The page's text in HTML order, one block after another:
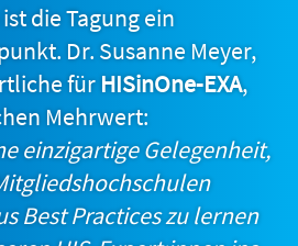
die Tagung ein
Dr. Susanne Meyer,
fürHISinOne‑EXA,
Mehrwert:
einzigartige Gelegenheit,
Best Practices zu lernen